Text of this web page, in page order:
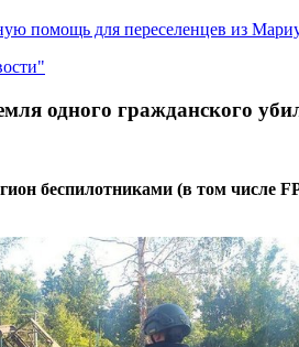
помощь для переселенцев из
одного гражданского
беспилотниками (в том